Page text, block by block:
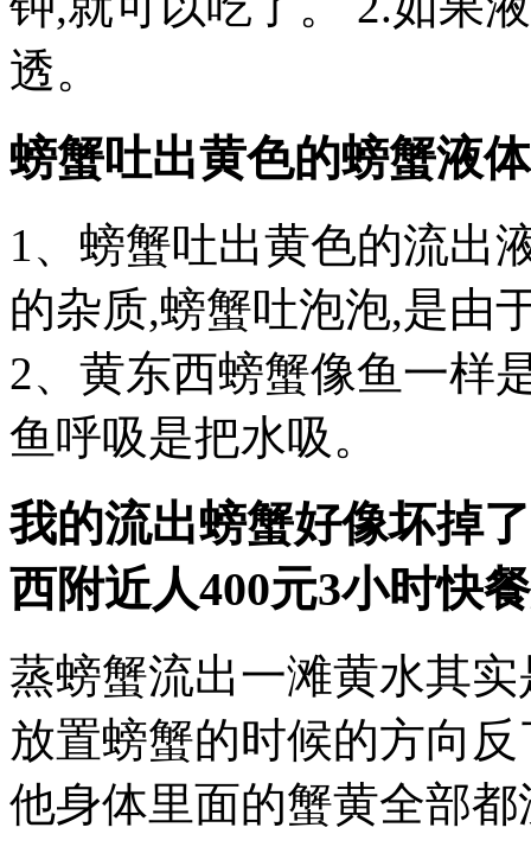
透。
螃蟹吐出黄色的螃蟹液
1、螃蟹吐出黄色的流出
的杂质,螃蟹吐泡泡,是由
2、黄东西螃蟹像鱼一样
鱼呼吸是把水吸。
我的流出螃蟹好像坏掉
西附近人400元3小时快
蒸螃蟹流出一滩黄水其
放置螃蟹的时候的方向
他身体里面的蟹黄全部